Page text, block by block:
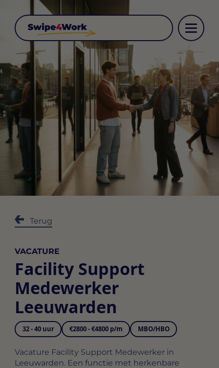
Terug
VACATURE
Facility Support
Medewerker
Leeuwarden
32 - 40 uur €2800 - €4800 p/m MBO/HBO
Vacature Facility Support Medewerker in
Leeuwarden. Een functie met herkenbare